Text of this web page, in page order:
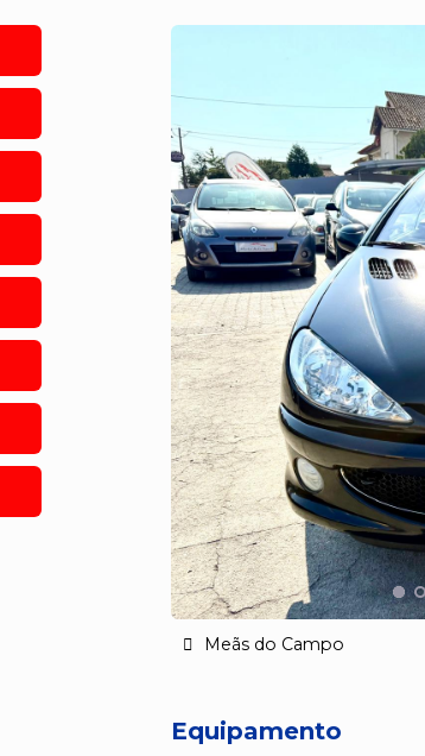
Meãs do Campo
Equipamento